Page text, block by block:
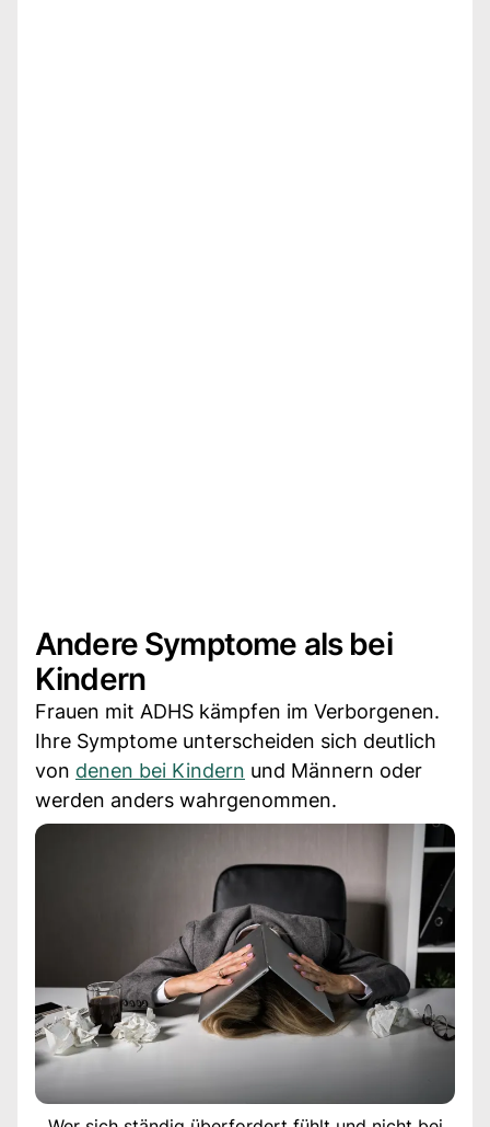
Andere Symptome als bei
Kindern
Frauen mit ADHS kämpfen im Verborgenen.
Ihre Symptome unterscheiden sich deutlich
von denen bei Kindern und Männern oder
werden anders wahrgenommen.